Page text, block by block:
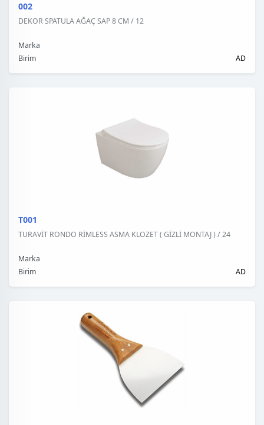
002
DEKOR SPATULA AĞAÇ SAP 8 CM / 12
Marka
Birim
AD
T001
TURAVİT RONDO RİMLESS ASMA KLOZET ( GİZLİ MONTAJ ) / 24
Marka
Birim
AD